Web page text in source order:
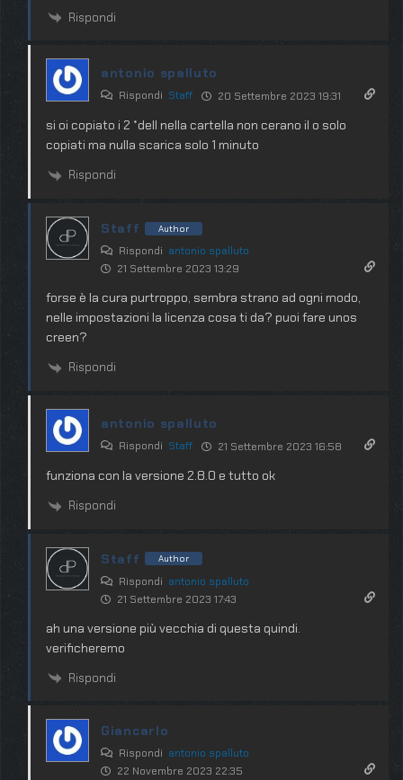
Rispondi
antonio spalluto
Rispondi Staff 20 Settembre 2023 19:31
si oi copiato i 2 *dell nella cartella non cerano il o solo
copiati ma nulla scarica solo 1 minuto
Rispondi
Staff Author
Rispondi antonio spalluto
21 Settembre 2023 13:29
forse è la cura purtroppo, sembra strano ad ogni modo,
nelle impostazioni la licenza cosa ti da? puoi fare unos
creen?
Rispondi
antonio spalluto
Rispondi Staff 21 Settembre 2023 16:58
funziona con la versione 2.8.0 e tutto ok
Rispondi
Staff Author
Rispondi antonio spalluto
21 Settembre 2023 17:43
ah una versione più vecchia di questa quindi.
verificheremo
Rispondi
Giancarlo
Rispondi antonio spalluto
22 Novembre 2023 22:35